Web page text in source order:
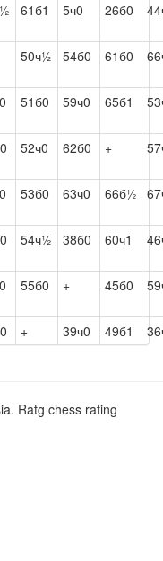
61б1 5ч0 26б0
50ч½ 54б0 61б0
51б0 59ч0 65б1
52ч0 62б0 +
53б0 63ч0 66б½
54ч½ 38б0 60ч1
55б0 + 45б0
+ 39ч0 49б1
Ratg chess rating